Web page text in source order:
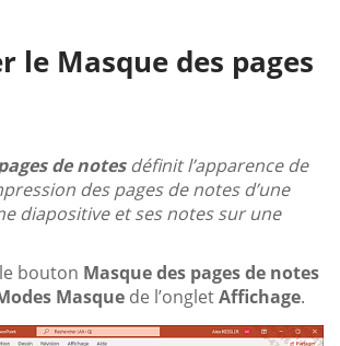
le Masque des pages
de notesdéfinit l’apparence de
des pages de notes d’une
diapositive et ses notes sur une
bouton Masque des pages de notes
Masque de l’ongletAffichage.